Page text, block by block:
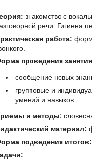
знакомство с
речи. Гигиена
работа:
проведения
сообщение новых
групповые и
умений и навыков.
и методы:
материал:
подведения итогов: